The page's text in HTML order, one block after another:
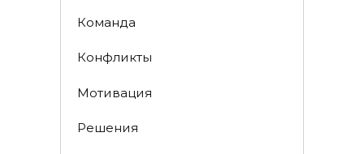
Команда
Конфликты
Мотивация
Решения